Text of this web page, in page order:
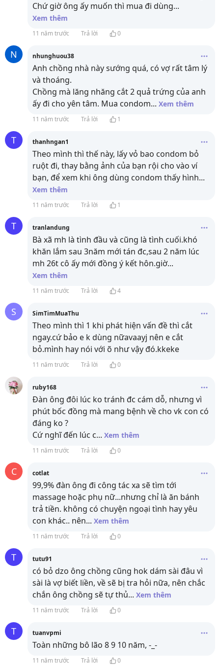
Chứ giờ ông ấy muốn thì mua đi dùng...
Xem thêm
11 năm trước Trả lời 0
N nhunghuou38
Anh chồng nhà này sướng quá, có vợ rất tâm lý
và thoáng.
Chồng mà lăng nhăng cắt 2 quả trứng của anh
ấy đi cho yên tâm. Mua condom... Xem thêm
11 năm trước Trả lời 1
T thanhngan1
Theo mình thì thế này, lấy vỏ bao condom bỏ
ruột đi, thay bằng ảnh của bạn rội cho vào ví
bạn, để xem khi ông dùng condom thấy hình...
Xem thêm
11 năm trước Trả lời 1
T tranlandung
Bà xã mh là tình đầu và cũng là tình cuối.khó
khăn lắm sau 3năm mới tán đc,sau 2 năm lúc
mh 26t cô ấy mới đồng ý kết hôn.giờ...
Xem thêm
11 năm trước Trả lời 4
S SimTimMuaThu
Theo mình thì 1 khi phát hiện vấn đề thì cắt
ngay.cứ bảo e k dùng nữavaayj nên e cắt
bỏ.mình hay nói với õ như vậy đó.kkeke
11 năm trước Trả lời 0
ruby168
Đàn ông đôi lúc ko tránh đc cám dỗ, nhưng vì
phút bốc đồng mà mang bệnh về cho vk con có
đáng ko ?
Cứ nghĩ đến lúc c... Xem thêm
11 năm trước Trả lời 0
C cotlat
99,9% đàn ông đi công tác xa sẽ tìm tới
massage hoặc phụ nữ...nhưng chỉ là ăn bánh
trả tiền. không có chuyện ngoại tình hay yêu
con khác.. nên... Xem thêm
11 năm trước Trả lời 0
T tutu91
có bỏ dzo ông chồng cũng hok dám sài đâu vì
sài là vợ biết liền, về sẽ bị tra hỏi nữa, nên chắc
chắn ông chồng sẽ tự thủ... Xem thêm
11 năm trước Trả lời 0
T tuanvpmi
Toàn những bô lão 8 9 10 năm, -_-
11 năm trước Trả lời 0